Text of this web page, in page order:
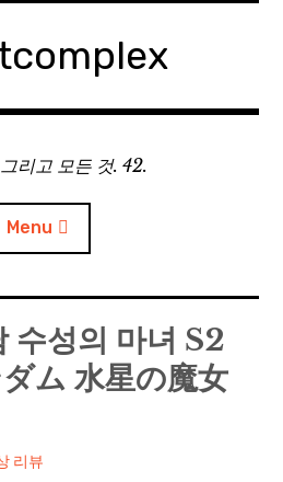
리고 모든 것. 42.
Menu
Tactical Auto Battler
수성의 마녀 S2
ム 水星の魔女
리뷰